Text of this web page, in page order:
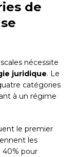
de
nécessite
juridique. Le
catégories
à un régime
le premier
les
40% pour